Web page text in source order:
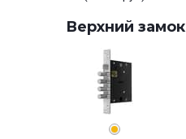
Верхний замок